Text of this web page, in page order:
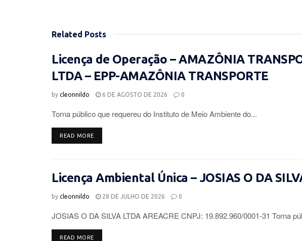
Related Posts
Licença de Operação – AMAZÔNIA
LTDA – EPP-AMAZÔNIA TRANSPORTE
by cleonnildo 6 DE AGOSTO DE 2026 0
Torna público que requereu do Instituto de Meio Ambiente do...
READ MOREDETAILS
Licença Ambiental Única – JOSIAS O DA
by cleonnildo 28 DE JULHO DE 2026 0
JOSIAS O DA SILVA LTDA AREACRE CNPJ: 19.892.960/0001-31 Torna
READ MOREDETAILS